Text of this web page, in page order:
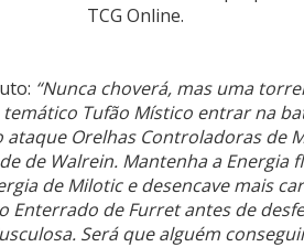
TCG Online.
“Nunca choverá, mas uma
Tufão Místico entrar na
Orelhas Controladoras de
de Walrein. Mantenha a Energia
de Milotic e desencave mais
Enterrado de Furret antes de
Será que alguém